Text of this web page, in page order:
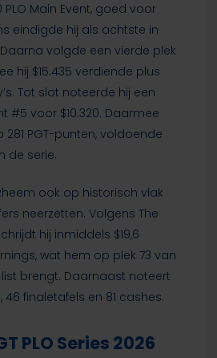
Main Event, goed voor
eindigde hij als achtste in
Daarna volgde een vierde plek
hij $15.435 verdiende plus
Tot slot noteerde hij een
#5 voor $10.320. Daarmee
PGT-punten, voldoende
de serie.
ook op historisch vlak
neerzetten. Volgens The
hij inmiddels $19,6
wat hem op plek 73 van
brengt. Daarnaast noteert
46 finaletafels en 81 cashes.
PLO Series 2026